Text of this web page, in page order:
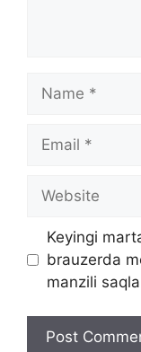
Keyingi
brauzerda
manzili